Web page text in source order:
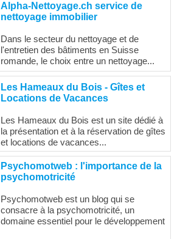
Alpha-Nettoyage.ch service de
nettoyage immobilier
Dans le secteur du nettoyage et de
l'entretien des bâtiments en Suisse
romande, le choix entre un nettoyage...
Les Hameaux du Bois - Gîtes et
Locations de Vacances
Les Hameaux du Bois est un site dédié à
la présentation et à la réservation de gîtes
et locations de vacances...
Psychomotweb : l'importance de la
psychomotricité
Psychomotweb est un blog qui se
consacre à la psychomotricité, un
domaine essentiel pour le développement